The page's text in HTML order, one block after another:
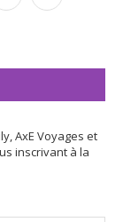
AxE Voyages et
inscrivant à la